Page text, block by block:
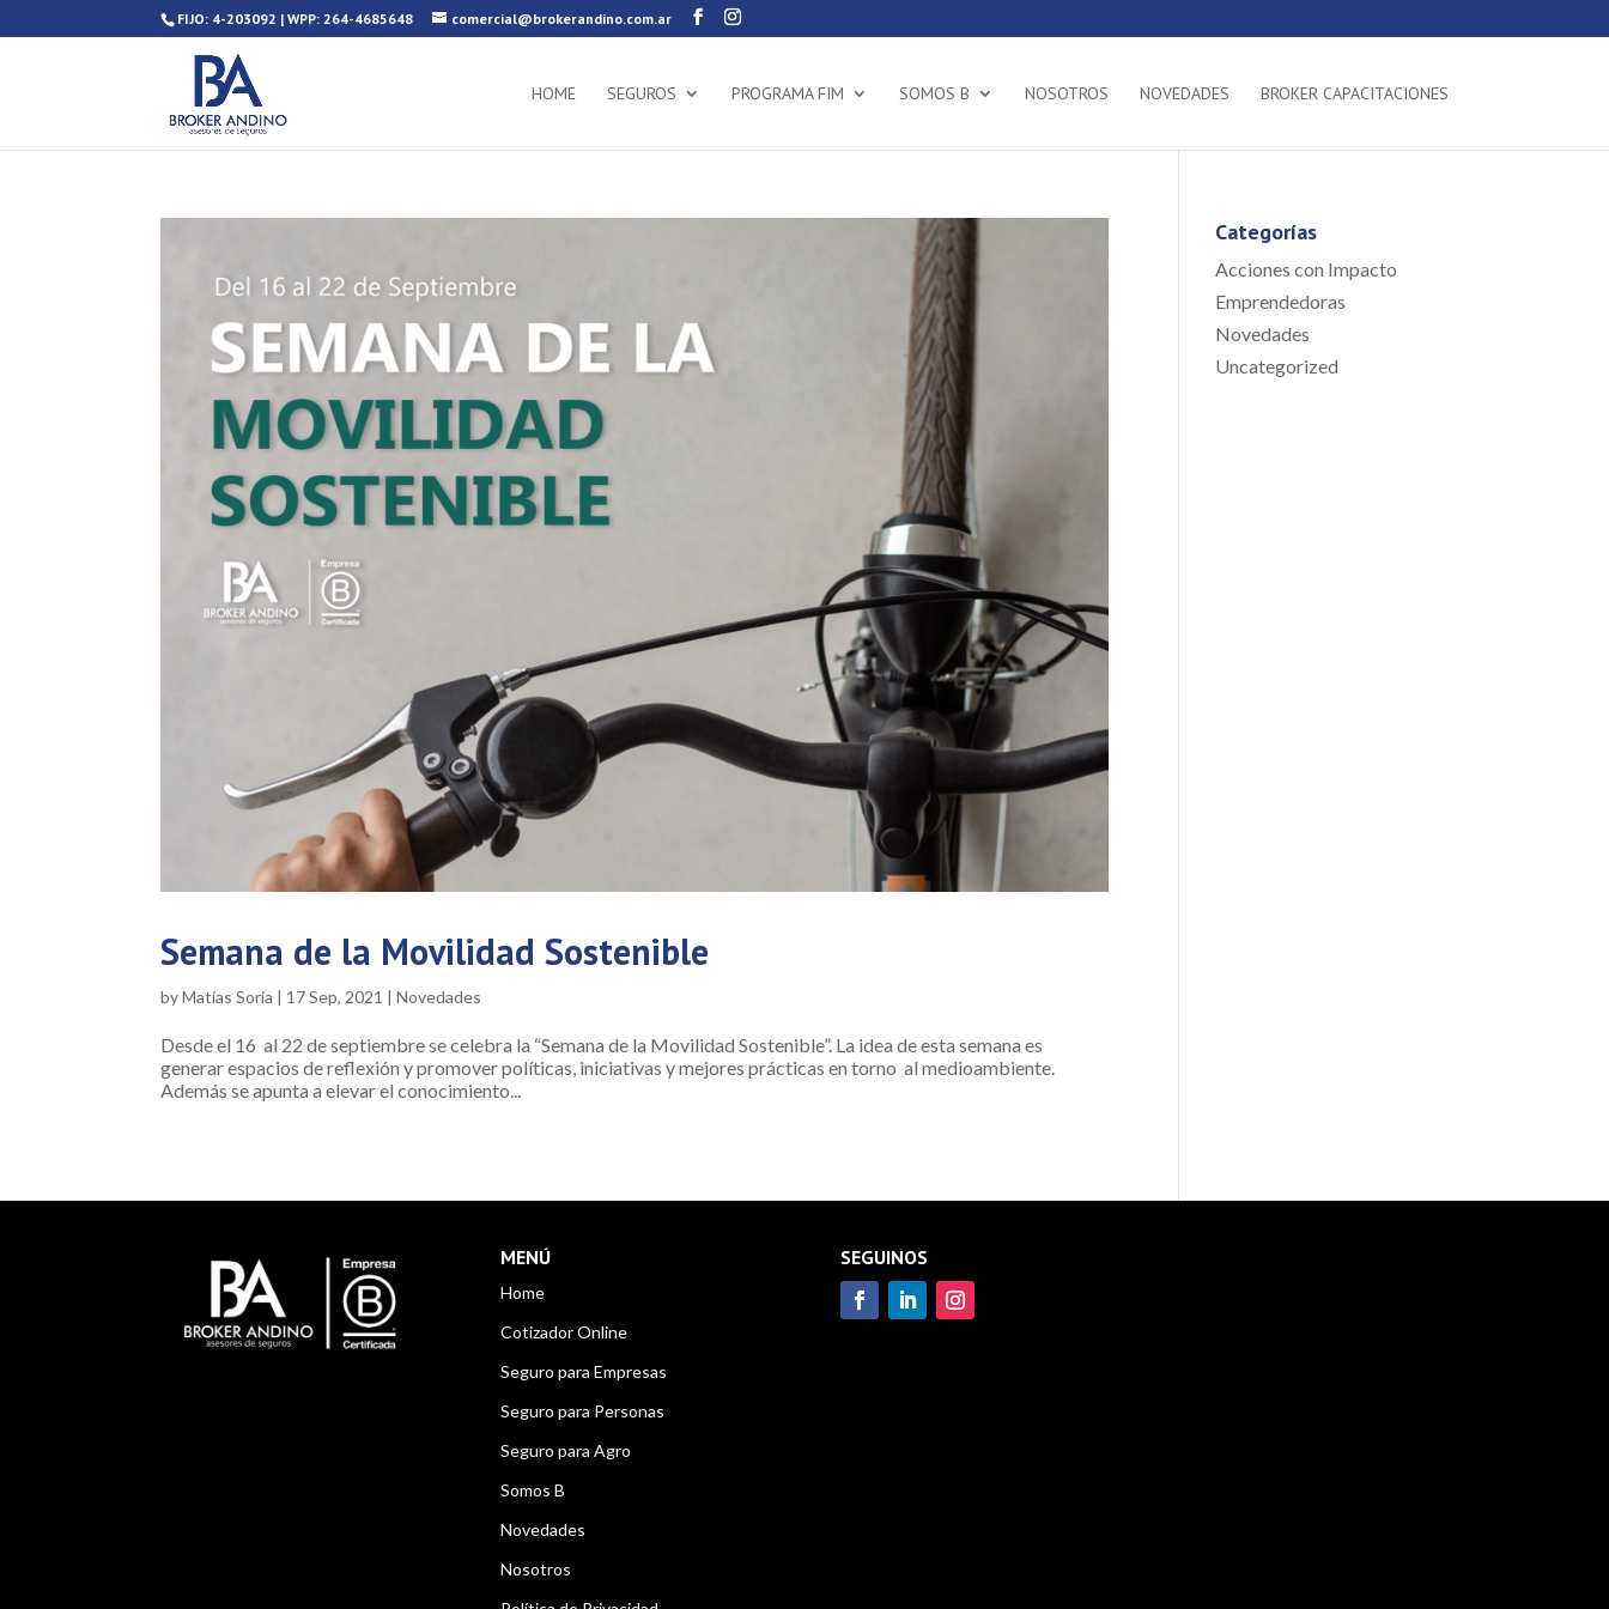
FIJO: 4-203092 | WPP: 264-4685648 comercial@brokerandino.com.ar
HOME SEGUROS PROGRAMA FIM SOMOS B NOSOTROS NOVEDADES BROKER CAPACITACIONES
Semana de la Movilidad Sostenible
byMatías Soria | 17 Sep, 2021 |Novedades
Desde el 16 al 22 de septiembre se celebra la “Semana de la Movilidad Sostenible”. La idea de esta semana es
generar espacios de reflexión y promover políticas, iniciativas y mejores prácticas en torno al medioambiente.
Además se apunta a elevar el conocimiento...
Categorías
Acciones con Impacto
Emprendedoras
Novedades
Uncategorized
MENÚ
Home
Cotizador Online
Seguro para Empresas
Seguro para Personas
Seguro para Agro
Somos B
Novedades
Nosotros
SEGUINOS